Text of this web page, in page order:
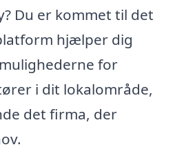
Du er kommet til det
hjælper dig
for
i dit lokalområde,
det firma, der